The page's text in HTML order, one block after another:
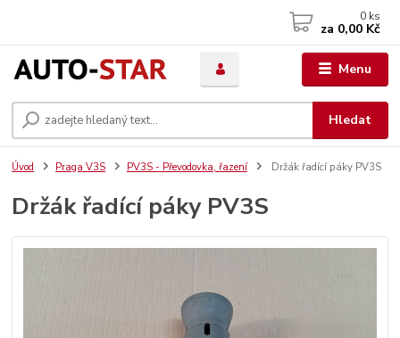
Menu
Hledat
0 ks
za 0,00 Kč
Úvod Praga V3S PV3S - Převodovka, řazení Držák řadící páky PV3S
Držák řadící páky PV3S